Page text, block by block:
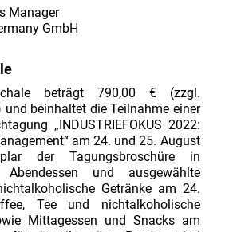
Manager
GmbH
beträgt 790,00 € (zzgl.
beinhaltet die Teilnahme einer
„INDUSTRIEFOKUS 2022:
am 24. und 25. August
der Tagungsbroschüre in
Abendessen und ausgewählte
Getränke am 24.
Tee und nichtalkoholische
Mittagessen und Snacks am